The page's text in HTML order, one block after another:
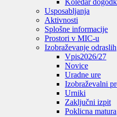
Koledar
Usposabljanja
Aktivnosti
Splošne informacije
Prostori v MIC-u
Izobraževanje odraslih
Vpis2026/27
Novice
Uradne ure
Izobraževalni
Urniki
Zaključni izpit
Poklicna matura